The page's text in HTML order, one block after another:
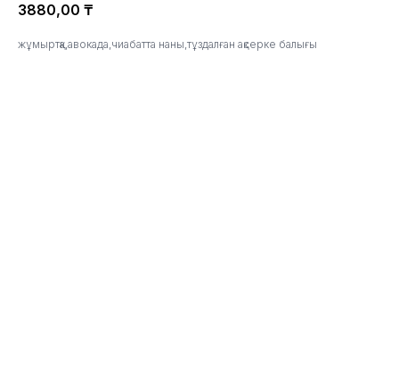
3880,00 ₸
жұмыртқа,авокада,чиабатта наны,тұздалған ақсерке балығы